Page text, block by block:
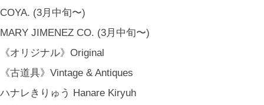
COYA. (3月中旬〜)
MARY JIMENEZ CO. (3月中旬〜)
《オリジナル》Original
《古道具》Vintage & Antiques
ハナレきりゅう Hanare Kiryuh
金沢・北陸で生まれたさまざまな作品を中心に、物語を宿し、使う人の